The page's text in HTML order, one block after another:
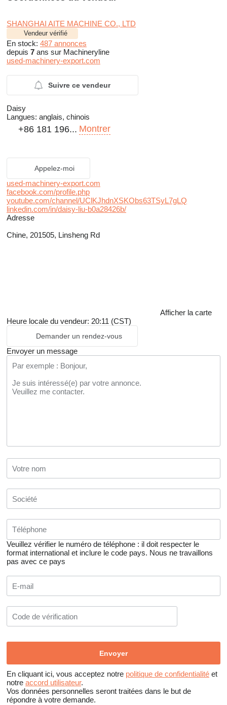
SHANGHAI AITE MACHINE CO., LTD
Vendeur vérifié
En stock: 487 annonces
depuis 7 ans sur Machineryline
used-machinery-export.com
Suivre ce vendeur
Daisy
Langues: anglais, chinois
+86 181 196... Montrer
Appelez-moi
used-machinery-export.com
facebook.com/profile.php
youtube.com/channel/UClKJhdnXSKObs63TSyL7gLQ
linkedin.com/in/daisy-liu-b0a28426b/
Adresse
Chine, 201505, Linsheng Rd
Afficher la carte
Heure locale du vendeur: 20:11 (CST)
Demander un rendez-vous
Envoyer un message
Veuillez vérifier le numéro de téléphone : il doit respecter le
format international et inclure le code pays. Nous ne travaillons
pas avec ce pays
En cliquant ici, vous acceptez notre politique de confidentialité et
notre accord utilisateur.
Vos données personnelles seront traitées dans le but de
répondre à votre demande.